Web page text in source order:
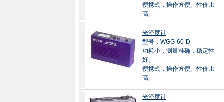
便携式，操作方便。性价比
高。
光泽度计
型号：WGG-60-D
功耗小，测量准确，稳定性
好。
便携式，操作方便。性价比
高。
光泽度计